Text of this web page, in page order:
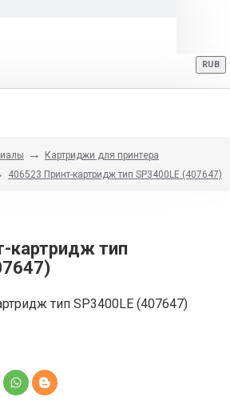
RUB
Картриджи для принтера
406523 Принт-картридж тип SP3400LE (407647)
картридж тип